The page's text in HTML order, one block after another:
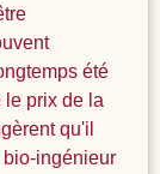
été
le prix de la
qu'il
bio-ingénieur